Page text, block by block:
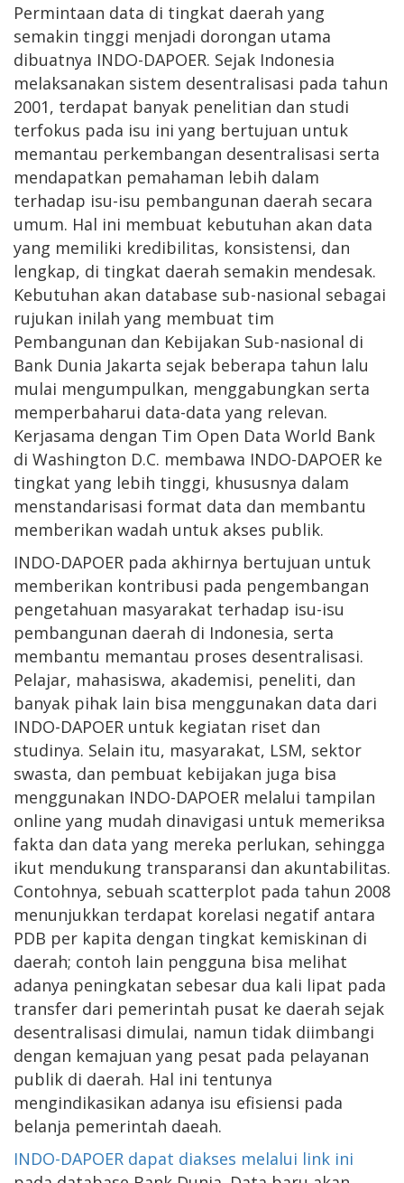
Permintaan data di tingkat daerah yang
semakin tinggi menjadi dorongan utama
dibuatnya INDO-DAPOER. Sejak Indonesia
melaksanakan sistem desentralisasi pada tahun
2001, terdapat banyak penelitian dan studi
terfokus pada isu ini yang bertujuan untuk
memantau perkembangan desentralisasi serta
mendapatkan pemahaman lebih dalam
terhadap isu-isu pembangunan daerah secara
umum. Hal ini membuat kebutuhan akan data
yang memiliki kredibilitas, konsistensi, dan
lengkap, di tingkat daerah semakin mendesak.
Kebutuhan akan database sub-nasional sebagai
rujukan inilah yang membuat tim
Pembangunan dan Kebijakan Sub-nasional di
Bank Dunia Jakarta sejak beberapa tahun lalu
mulai mengumpulkan, menggabungkan serta
memperbaharui data-data yang relevan.
Kerjasama dengan Tim Open Data World Bank
di Washington D.C. membawa INDO-DAPOER ke
tingkat yang lebih tinggi, khususnya dalam
menstandarisasi format data dan membantu
memberikan wadah untuk akses publik.
INDO-DAPOER pada akhirnya bertujuan untuk
memberikan kontribusi pada pengembangan
pengetahuan masyarakat terhadap isu-isu
pembangunan daerah di Indonesia, serta
membantu memantau proses desentralisasi.
Pelajar, mahasiswa, akademisi, peneliti, dan
banyak pihak lain bisa menggunakan data dari
INDO-DAPOER untuk kegiatan riset dan
studinya. Selain itu, masyarakat, LSM, sektor
swasta, dan pembuat kebijakan juga bisa
menggunakan INDO-DAPOER melalui tampilan
online yang mudah dinavigasi untuk memeriksa
fakta dan data yang mereka perlukan, sehingga
ikut mendukung transparansi dan akuntabilitas.
Contohnya, sebuah scatterplot pada tahun 2008
menunjukkan terdapat korelasi negatif antara
PDB per kapita dengan tingkat kemiskinan di
daerah; contoh lain pengguna bisa melihat
adanya peningkatan sebesar dua kali lipat pada
transfer dari pemerintah pusat ke daerah sejak
desentralisasi dimulai, namun tidak diimbangi
dengan kemajuan yang pesat pada pelayanan
publik di daerah. Hal ini tentunya
mengindikasikan adanya isu efisiensi pada
belanja pemerintah daeah.
INDO-DAPOER dapat diakses melalui link ini